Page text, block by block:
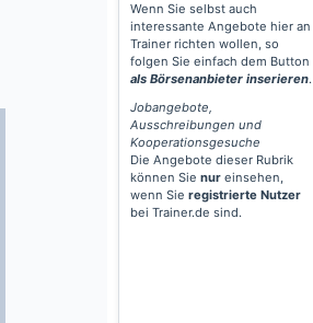
Wenn Sie selbst auch
interessante Angebote hier an
Trainer richten wollen, so
folgen Sie einfach dem Button
als Börsenanbieter inserieren.
Jobangebote,
Ausschreibungen und
Kooperationsgesuche
Die Angebote dieser Rubrik
können Sie nur einsehen,
wenn Sie registrierte Nutzer
bei Trainer.de sind.